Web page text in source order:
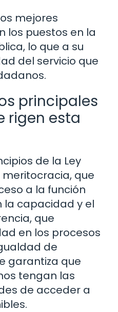
mejores
los puestos en la
lo que a su
del servicio que
principales
rigen esta
de la Ley
meritocracia, que
a la función
la capacidad y el
que
en los procesos
de
garantiza que
tengan las
de acceder a